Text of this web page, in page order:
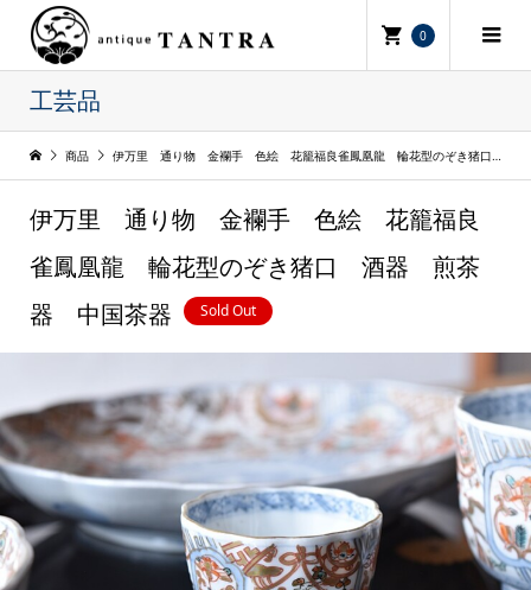
0
工芸品
商品 伊万里 通り物 金襴手 色絵 花籠福良雀鳳凰龍 輪花型のぞき猪口 酒器 煎茶器 中国茶器
伊万里 通り物 金襴手 色絵 花籠福良
雀鳳凰龍 輪花型のぞき猪口 酒器 煎茶
器 中国茶器
Sold Out